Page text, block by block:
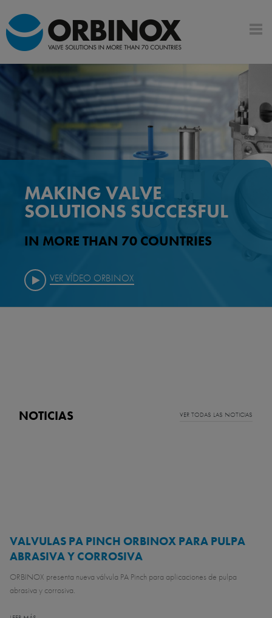
HUECO
SOLUCIONES HIDRÁULICAS
VER VÍDEO
NOTICIAS VER TODAS LAS NOTICIAS
VALVULAS PA PINCH ORBINOX PARA PULPA
ABRASIVA Y CORROSIVA
ORBINOX presenta nueva válvula PA Pinch para aplicaciones de pulpa
abrasiva y corrosiva.